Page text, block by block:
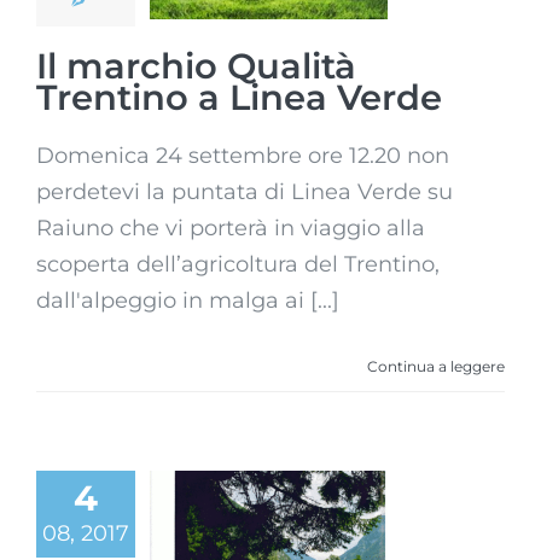
Il marchio Qualità
Trentino a Linea Verde
Domenica 24 settembre ore 12.20 non
perdetevi la puntata di Linea Verde su
Raiuno che vi porterà in viaggio alla
scoperta dell’agricoltura del Trentino,
dall'alpeggio in malga ai [...]
Continua a leggere
4
08, 2017
Trota del
Trentino: figlia
di una lunga
storia, oggi